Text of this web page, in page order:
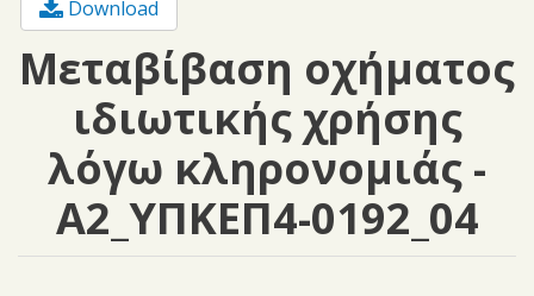
Download
Μεταβίβαση οχήματος
ιδιωτικής χρήσης
λόγω κληρονομιάς -
Α2_ΥΠΚΕΠ4-0192_04